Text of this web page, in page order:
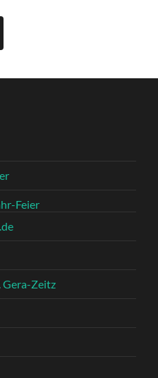
Feier
Gera-Zeitz